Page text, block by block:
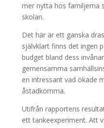
mer nytta hos familjerna
skolan.
Det här är ett ganska
självklart finns det ingen
budget bland dess
gemensamma
en intressant vad ökade
åstadkomma.
Utifrån rapportens
ett tankeexperiment. Att